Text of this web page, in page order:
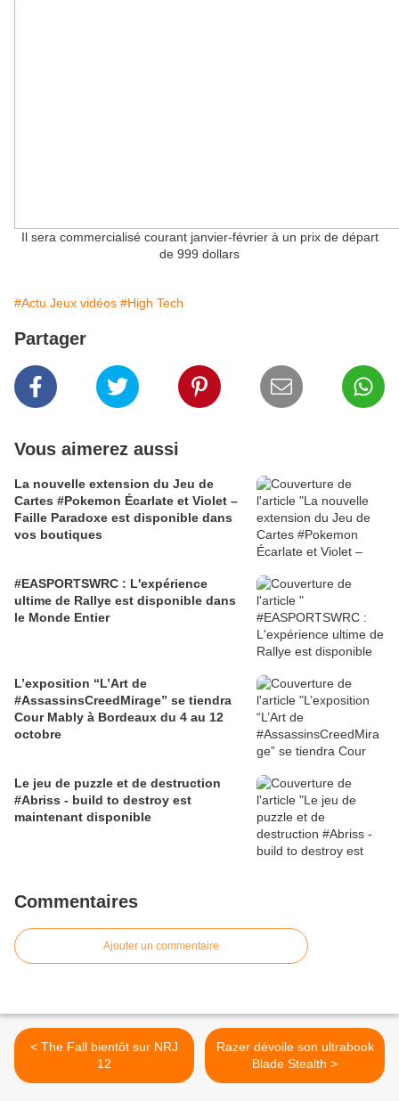
Il sera commercialisé courant janvier-février à un prix de départ
de 999 dollars
#Actu Jeux vidéos #High Tech
Partager
Vous aimerez aussi
La nouvelle extension du Jeu de
Cartes #Pokemon Écarlate et Violet –
Faille Paradoxe est disponible dans
vos boutiques
#EASPORTSWRC : L'expérience
ultime de Rallye est disponible dans
le Monde Entier
L’exposition “L’Art de
#AssassinsCreedMirage” se tiendra
Cour Mably à Bordeaux du 4 au 12
octobre
Le jeu de puzzle et de destruction
#Abriss - build to destroy est
maintenant disponible
Commentaires
Ajouter un commentaire
< The Fall bientôt sur NRJ
12
Razer dévoile son ultrabook
Blade Stealth >